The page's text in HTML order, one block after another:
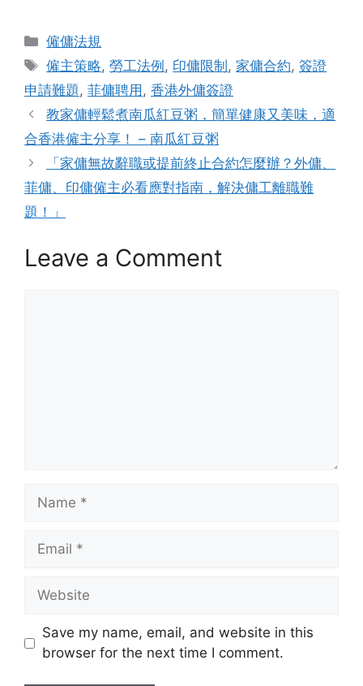
Categories
僱傭法規
Tags
僱主策略,勞工法例, 印傭限制, 家傭合約,簽證
申請難題 , 菲傭聘用 , 香港外傭簽證
教家傭輕鬆煮南瓜紅豆粥，簡單健康又美味，適
合香港僱主分享！ – 南瓜紅豆粥
「家傭無故辭職或提前終止合約怎麼辦？外傭、
菲傭、印傭僱主必看應對指南，解決傭工離職難
題！」
Leave a Comment
Name
Email
Website
Save my name, email, and website in this
browser for the next time I comment.